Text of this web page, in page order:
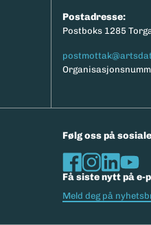
Postadresse:
Postboks 1285
Følg oss på
Få siste nytt på e-
Meld deg på